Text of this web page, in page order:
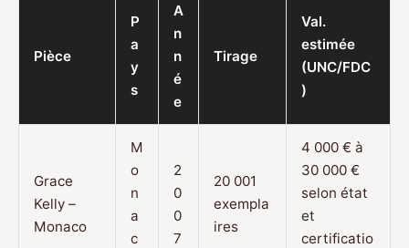
Pièce
P
a
y
s
A
n
n
é
e
Tirage
Val.
estimée
(UNC/FDC
)
Grace
Kelly –
Monaco
M
o
n
a
c
2
0
0
7
20 001
exempla
ires
4 000 € à
30 000 €
selon état
et
certificatio